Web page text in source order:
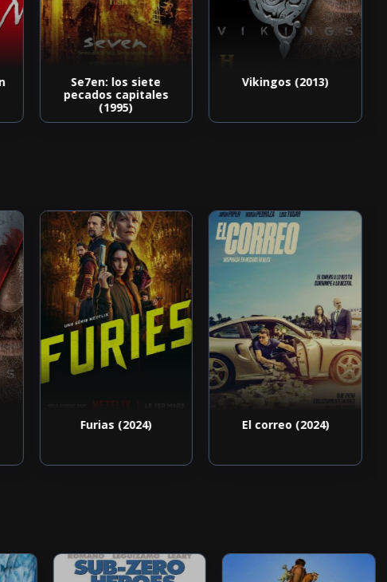
Se7en: los siete
pecados capitales
(1995)
Vikingos (2013)
Furias (2024) El correo (2024)